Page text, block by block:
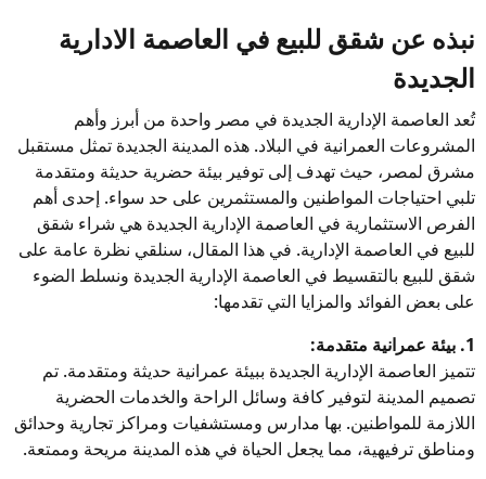
نبذه عن شقق للبيع في العاصمة الادارية
الجديدة
تُعد العاصمة الإدارية الجديدة في مصر واحدة من أبرز وأهم
المشروعات العمرانية في البلاد. هذه المدينة الجديدة تمثل مستقبل
مشرق لمصر، حيث تهدف إلى توفير بيئة حضرية حديثة ومتقدمة
تلبي احتياجات المواطنين والمستثمرين على حد سواء. إحدى أهم
الفرص الاستثمارية في العاصمة الإدارية الجديدة هي شراء شقق
للبيع في العاصمة الإدارية. في هذا المقال، سنلقي نظرة عامة على
شقق للبيع بالتقسيط في العاصمة الإدارية الجديدة ونسلط الضوء
على بعض الفوائد والمزايا التي تقدمها:
1. بيئة عمرانية متقدمة:
تتميز العاصمة الإدارية الجديدة ببيئة عمرانية حديثة ومتقدمة. تم
تصميم المدينة لتوفير كافة وسائل الراحة والخدمات الحضرية
اللازمة للمواطنين. بها مدارس ومستشفيات ومراكز تجارية وحدائق
ومناطق ترفيهية، مما يجعل الحياة في هذه المدينة مريحة وممتعة.